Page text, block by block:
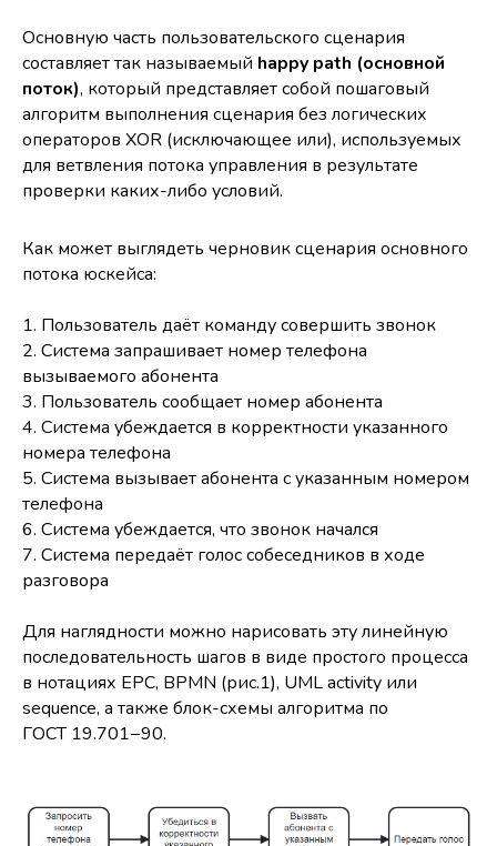
Основную часть пользовательского сценария
составляет так называемый happy path (основной
поток), который представляет собой пошаговый
алгоритм выполнения сценария без логических
операторов XOR (исключающее или), используемых
для ветвления потока управления в результате
проверки каких-либо условий.
Как может выглядеть черновик сценария основного
потока юскейса:
1. Пользователь даёт команду совершить звонок
2. Система запрашивает номер телефона
вызываемого абонента
3. Пользователь сообщает номер абонента
4. Система убеждается в корректности указанного
номера телефона
5. Система вызывает абонента с указанным номером
телефона
6. Система убеждается, что звонок начался
7. Система передаёт голос собеседников в ходе
разговора
Для наглядности можно нарисовать эту линейную
последовательность шагов в виде простого процесса
в нотациях EPC, BPMN (рис.1), UML activity или
sequence, а также блок-схемы алгоритма по
ГОСТ 19.701−90.